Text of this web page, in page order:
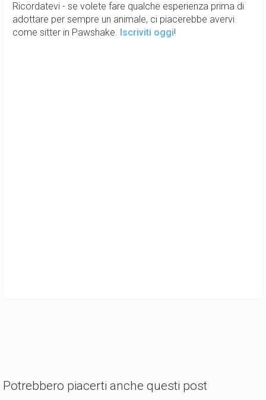
Ricordatevi - se volete fare qualche esperienza prima di
adottare per sempre un animale, ci piacerebbe avervi
come sitter in Pawshake. Iscriviti oggi!
Potrebbero piacerti anche questi post